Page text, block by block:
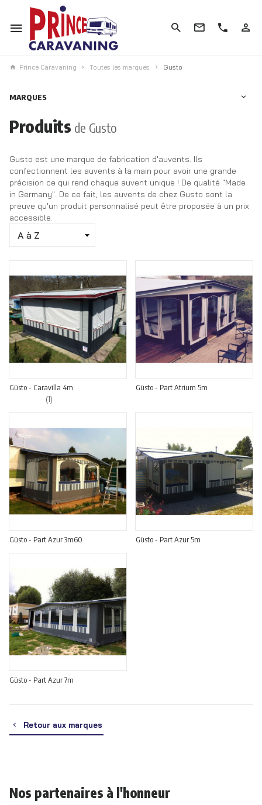
Prince Caravaning Toutes les marques Gusto
MARQUES
Produits de Gusto
Gusto est une marque de fabrication d'auvents. Ils
confectionnent les auvents à la main pour avoir une grande
précision ce qui rend chaque auvent unique ! De qualité "Made
in Germany". De ce fait, les auvents de chez Gusto sont la
preuve qu'un produit personnalisé peut être proposée à un prix
accessible.
Güsto - Caravilla 4m
(1)
Güsto - Part Atrium 5m
Güsto - Part Azur 3m60 Güsto - Part Azur 5m
Güsto - Part Azur 7m
Retour aux marques
Nos partenaires à l'honneur